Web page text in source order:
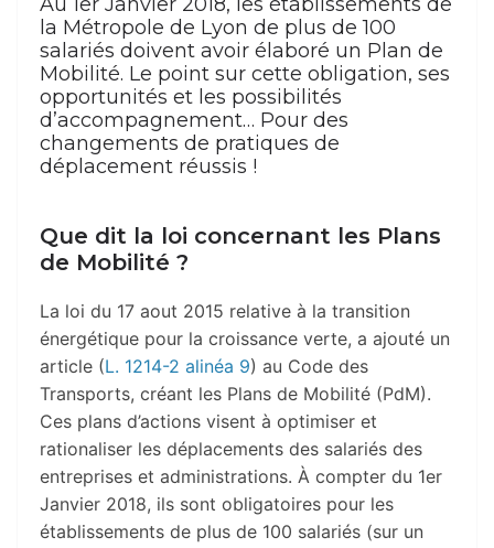
la Métropole de Lyon de plus de 100
salariés doivent avoir élaboré un Plan de
Mobilité. Le point sur cette obligation, ses
opportunités et les possibilités
d’accompagnement… Pour des
changements de pratiques de
déplacement réussis !
Que dit la loi concernant les Plans
de Mobilité ?
La loi du 17 aout 2015 relative à la transition
énergétique pour la croissance verte, a ajouté un
article (L. 1214-2 alinéa 9) au Code des
Transports, créant les Plans de Mobilité (PdM).
Ces plans d’actions visent à optimiser et
rationaliser les déplacements des salariés des
entreprises et administrations. À compter du 1er
Janvier 2018, ils sont obligatoires pour les
établissements de plus de 100 salariés (sur un